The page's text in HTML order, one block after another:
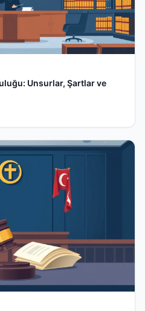
Unsurlar, Şartlar ve